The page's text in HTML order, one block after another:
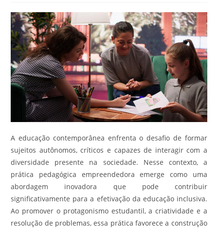
A educação contemporânea enfrenta o desafio de formar
sujeitos autônomos, críticos e capazes de interagir com a
diversidade presente na sociedade. Nesse contexto, a
prática pedagógica empreendedora emerge como uma
abordagem inovadora que pode contribuir
significativamente para a efetivação da educação inclusiva.
Ao promover o protagonismo estudantil, a criatividade e a
resolução de problemas, essa prática favorece a construção